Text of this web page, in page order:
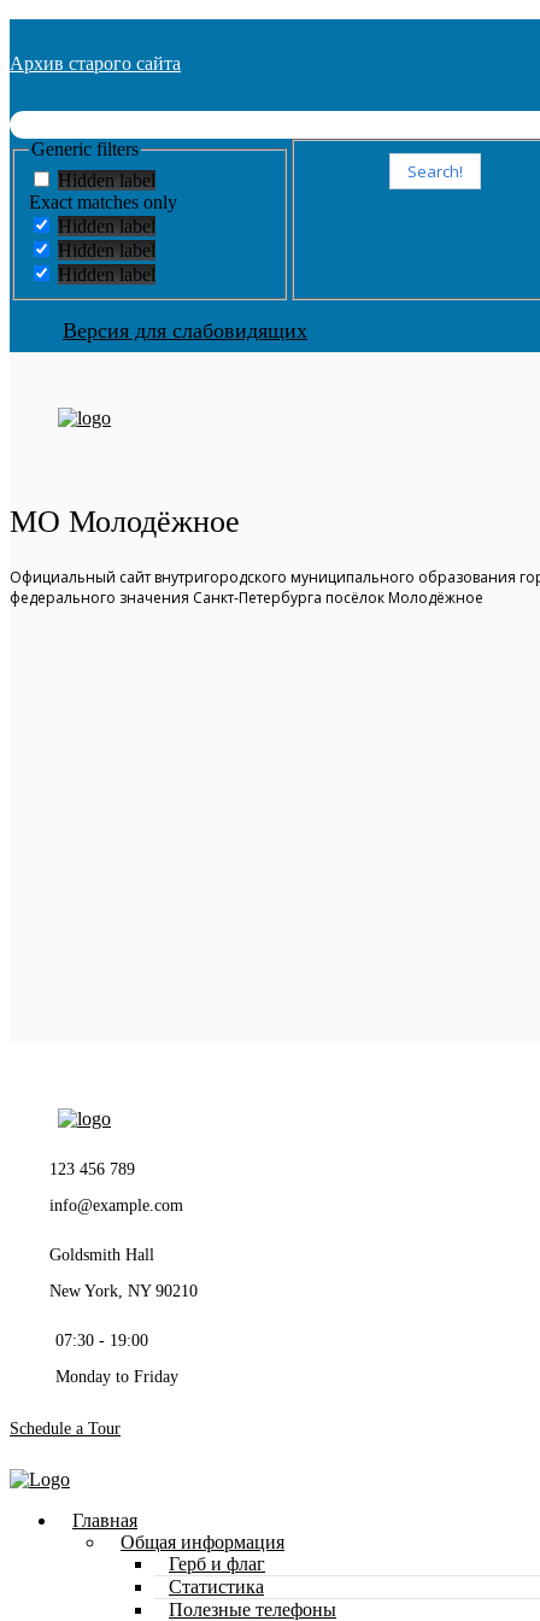
Архив старого сайта
Generic filters
Hidden label
Exact matches only
Hidden label
Hidden label
Hidden label
Search!
Версия для слабовидящих
МО Молодёжное
Официальный сайт внутригородского муниципального образования
федерального значения Санкт-Петербурга посёлок Молодёжное
123 456 789
info@example.com
Goldsmith Hall
New York, NY 90210
07:30 - 19:00
Monday to Friday
Schedule a Tour
Главная
Общая информация
Герб и флаг
Статистика
Полезные телефоны